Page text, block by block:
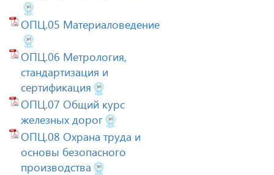
ОПЦ.05 Материаловедение
ОПЦ.06 Метрология,
стандартизация и
сертификация
ОПЦ.07 Общий курс
железных дорог
ОПЦ.08 Охрана труда и
основы безопасного
производства